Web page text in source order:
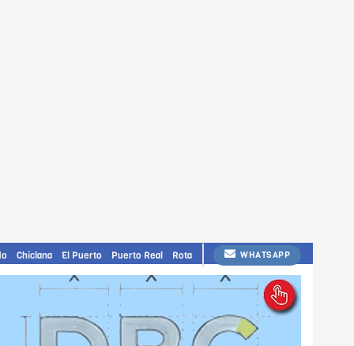
Chiclana El Puerto Puerto Real Rota WHATSAPP